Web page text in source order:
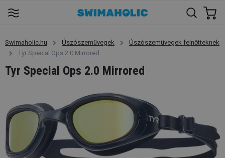
Swimaholic.hu Úszószemüvegek
Úszószemüvegek felnőtteknek
Tyr Special Ops 2.0 Mirrored
Tyr Special Ops 2.0 Mirrored